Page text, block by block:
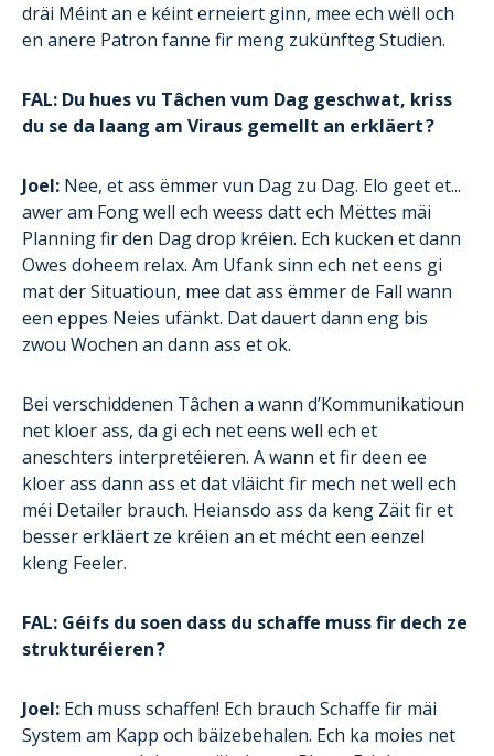
dräi Méint an e kéint erneiert ginn, mee ech wëll och
en anere Patron fanne fir meng zukünfteg Studien.
FAL: Du hues vu Tâchen vum Dag geschwat, kriss
du se da laang am Viraus gemellt an erkläert ?
Joel: Nee, et ass ëmmer vun Dag zu Dag. Elo geet et...
awer am Fong well ech weess datt ech Mëttes mäi
Planning fir den Dag drop kréien. Ech kucken et dann
Owes doheem relax. Am Ufank sinn ech net eens gi
mat der Situatioun, mee dat ass ëmmer de Fall wann
een eppes Neies ufänkt. Dat dauert dann eng bis
zwou Wochen an dann ass et ok.
Bei verschiddenen Tâchen a wann d’Kommunikatioun
net kloer ass, da gi ech net eens well ech et
aneschters interpretéieren. A wann et fir deen ee
kloer ass dann ass et dat vläicht fir mech net well ech
méi Detailer brauch. Heiansdo ass da keng Zäit fir et
besser erkläert ze kréien an et mécht een eenzel
kleng Feeler.
FAL: Géifs du soen dass du schaffe muss fir dech ze
strukturéieren ?
Joel: Ech muss schaffen! Ech brauch Schaffe fir mäi
System am Kapp och bäizebehalen. Ech ka moies net